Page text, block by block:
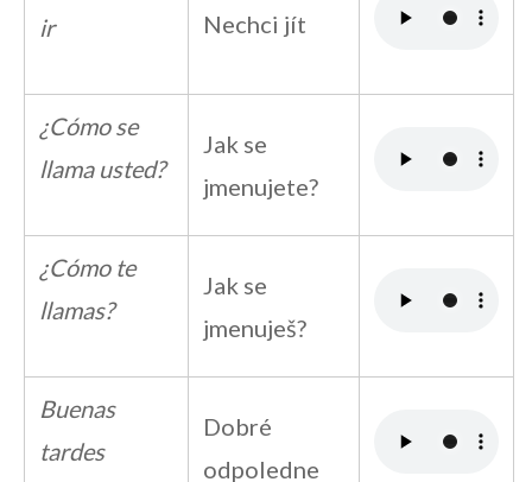
ir
Nechci jít
¿Cómo se
llama usted?
Jak se
jmenujete?
¿Cómo te
llamas?
Jak se
jmenuješ?
Buenas
tardes
Dobré
odpoledne